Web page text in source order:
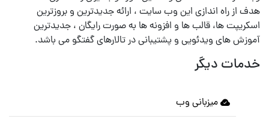
هدف از راه اندازی این وب سایت ، ارائه جدیدترین و بروزترین
اسکریپت ها، قالب ها و افزونه ها به صورت رایگان ، جدیدترین
آموزش های ویدئویی و پشتیبانی در تالارهای گفتگو می باشد.
خدمات دیگر
میزبانی وب